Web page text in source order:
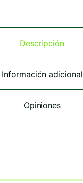
Descripción
Información adicional
Opiniones